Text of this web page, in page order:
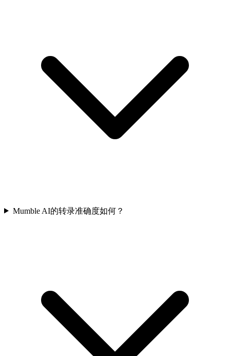
Mumble AI的转录准确度如何？